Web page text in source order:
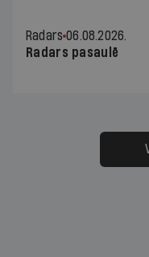
Radars 06.08.2026.
Radars pasaulē